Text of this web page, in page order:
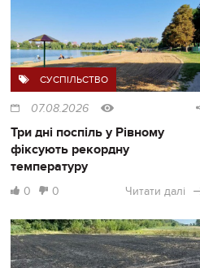
СУСПІЛЬСТВО
07.08.2026
Три дні поспіль у Рівному
фіксують рекордну
температуру
0 0 Читати далі